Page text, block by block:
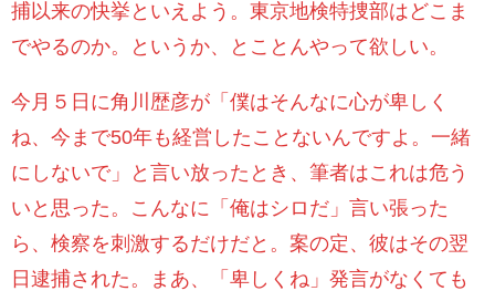
捕以来の快挙といえよう。東京地検特捜部はどこま
でやるのか。というか、とことんやって欲しい。
今月５日に角川歴彦が「僕はそんなに心が卑しく
ね、今まで50年も経営したことないんですよ。一緒
にしないで」と言い放ったとき、筆者はこれは危う
いと思った。こんなに「俺はシロだ」言い張った
ら、検察を刺激するだけだと。案の定、彼はその翌
日逮捕された。まあ、「卑しくね」発言がなくても